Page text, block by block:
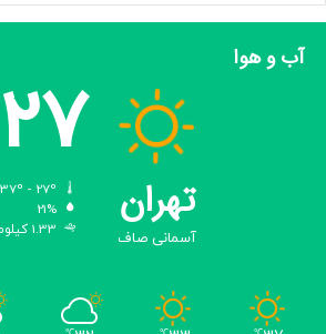
آب و هوا
تهران
آسمانی صاف
27
21%
1.33 کیلومتر